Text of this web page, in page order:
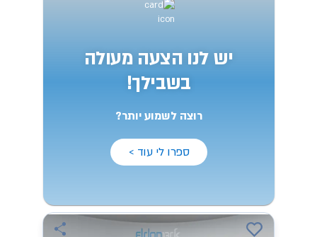
יש לנו הצעה מעולה
בשבילך!
רוצה לשמוע יותר?
ספרו לי עוד >